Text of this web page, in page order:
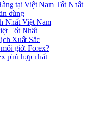
tại Việt Nam Tốt Nhất
dùng
Nhất Việt Nam
Tốt Nhất
Xuất Sắc
giới Forex?
phù hợp nhất